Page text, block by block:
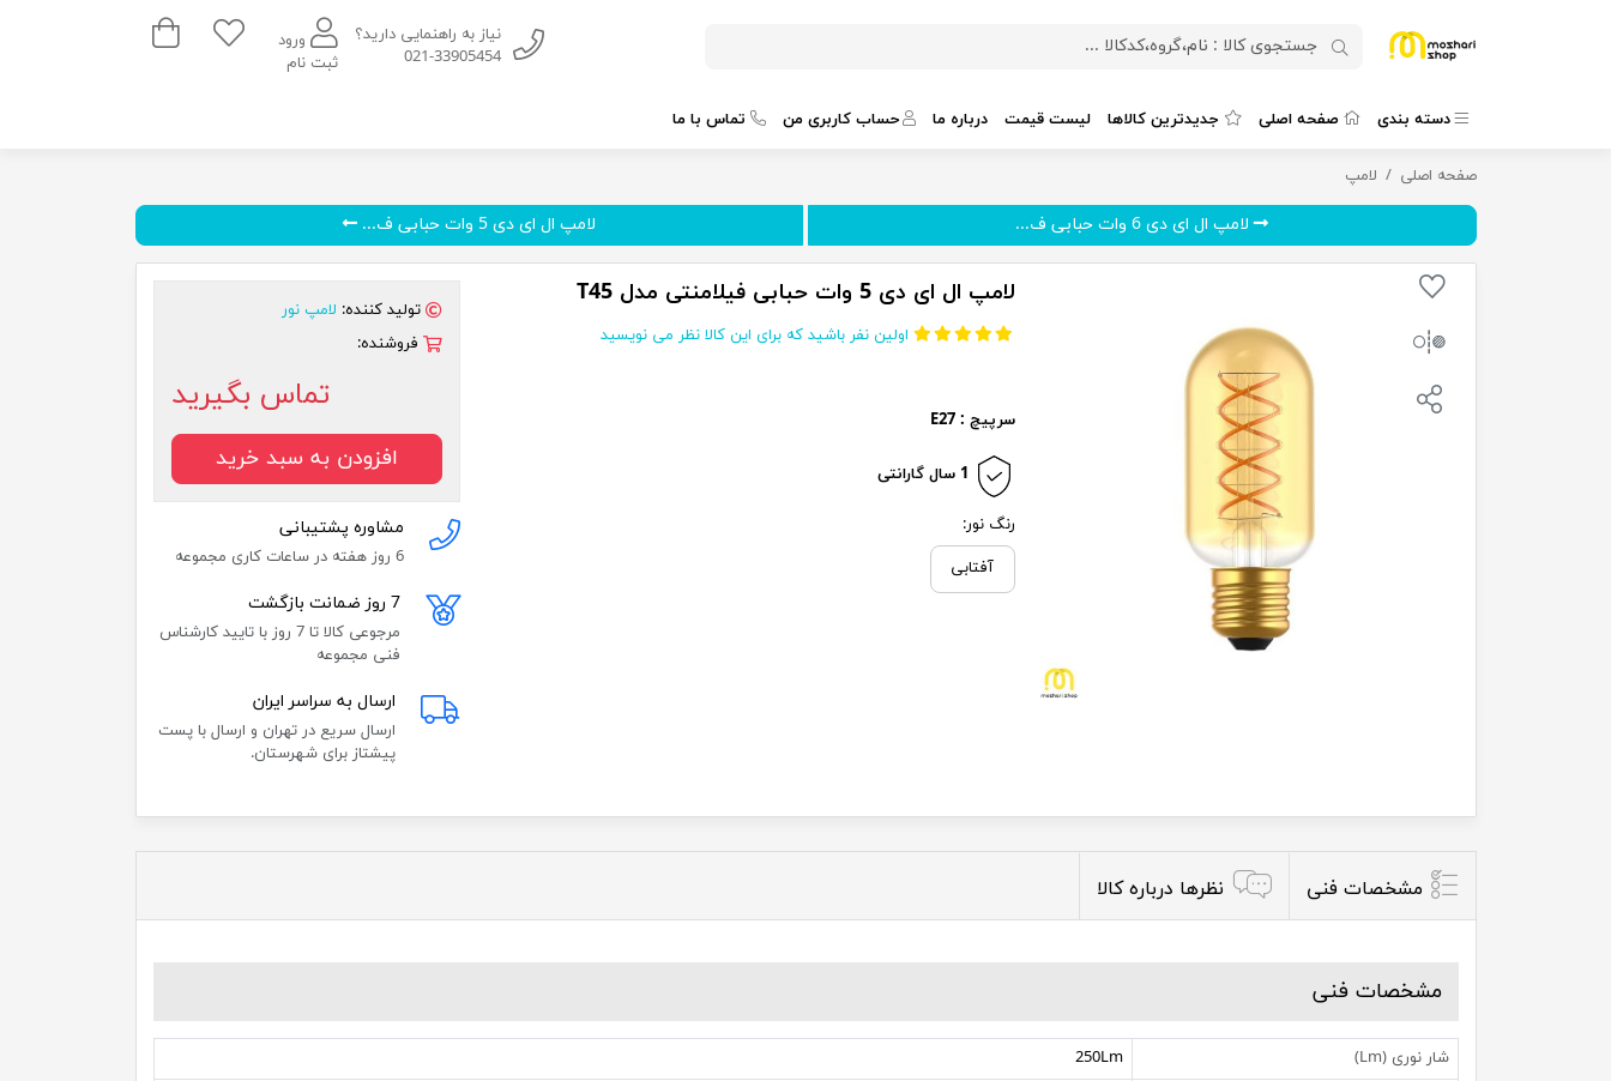
نیاز به راهنمایی دارید؟
021-33905454
ورود
ثبت نام
سبد خرید
دسته بندی صفحه اصلی جدیدترین کالاها لیست قیمت درباره ما حساب کاربری من تماس با ما
صفحه اصلی لامپ
لامپ ال ای دی 5 وات حبابی فیلامنتی مدل T45
لامپ ال ای دی 6 وات حبابی ف... لامپ ال ای دی 5 وات حبابی ف...
لامپ ال ای دی 5 وات حبابی فیلامنتی مدل T45
اولین نفر باشید که برای این کالا نظر می نویسید
سرپیچ : E27
رنگ نور:
آفتابی
تولید کننده: لامپ نور
فروشنده:
تماس بگیرید
افزودن به سبد خرید
مشاوره پشتیبانی
6 روز هفته در ساعات کاری مجموعه
7 روز ضمانت بازگشت
مرجوعی کالا تا 7 روز با تایید کارشناس
فنی مجموعه
ارسال به سراسر ایران
ارسال سریع در تهران و ارسال با پست
پیشتاز برای شهرستان.
مشخصات فنی نظرها درباره کالا
مشخصات فنی
شار نوری (Lm)
250Lm